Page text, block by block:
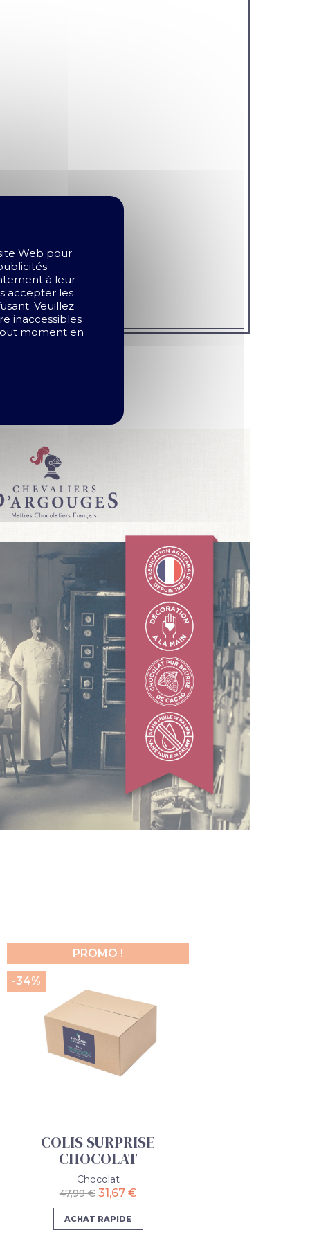
COLIS SURPRISE
CHOCOLAT
Chocolat
47,99 € 31,67 €
ACHAT RAPIDE
PROMO !
-34%
Web pour
à leur
accepter les
Veuillez
inaccessibles
moment en